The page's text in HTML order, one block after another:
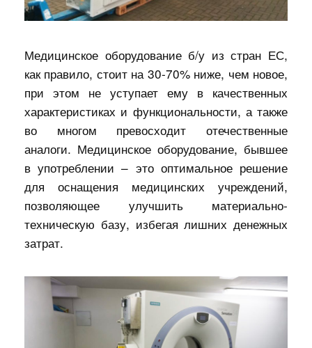
Медицинское оборудование б/у из стран ЕС,
как правило, стоит на 30-70% ниже, чем новое,
при этом не уступает ему в качественных
характеристиках и функциональности, а также
во многом превосходит отечественные
аналоги. Медицинское оборудование, бывшее
в употреблении – это оптимальное решение
для оснащения медицинских учреждений,
позволяющее улучшить материально-
техническую базу, избегая лишних денежных
затрат.